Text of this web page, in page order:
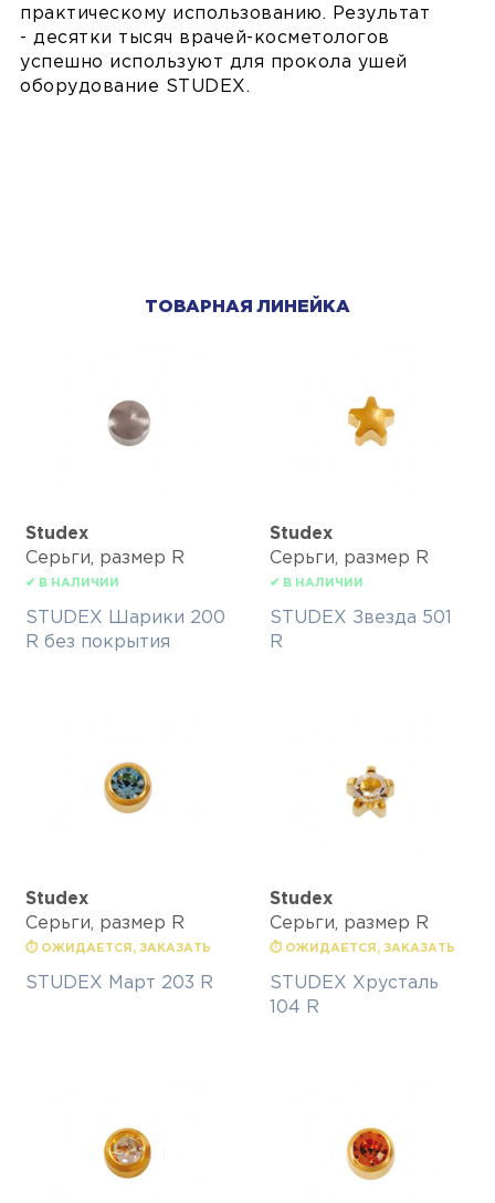
практическому использованию. Результат
- десятки тысяч врачей-косметологов
успешно используют для прокола ушей
оборудование STUDEX.
ТОВАРНАЯ ЛИНЕЙКА
Studex
Серьги, размер R
✔ В НАЛИЧИИ
STUDEX Шарики 200
R без покрытия
Studex
Серьги, размер R
✔ В НАЛИЧИИ
STUDEX Звезда 501
R
Studex
Серьги, размер R
⏱ ОЖИДАЕТСЯ, ЗАКАЗАТЬ
STUDEX Март 203 R
Studex
Серьги, размер R
⏱ ОЖИДАЕТСЯ, ЗАКАЗАТЬ
STUDEX Хрусталь
104 R